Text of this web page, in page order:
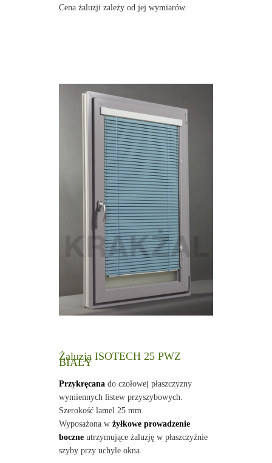
Cena żaluzji zależy od jej wymiarów.
Żaluzja ISOTECH 25 PWZ
BIAŁY
Przykręcanado czołowej płaszczyzny
wymiennych listew przyszybowych.
Szerokość lamel 25 mm.
Wyposażona w żyłkowe prowadzenie
boczneutrzymujące żaluzję w płaszczyźnie
szyby przy uchyle okna.